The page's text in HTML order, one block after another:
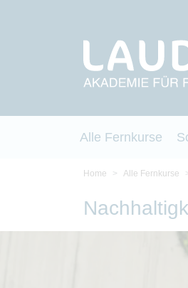
Alle Fernkurse
Home Alle Fernkurse